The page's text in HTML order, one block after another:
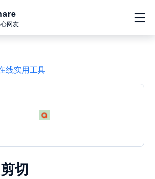
网友
线实用工具
切